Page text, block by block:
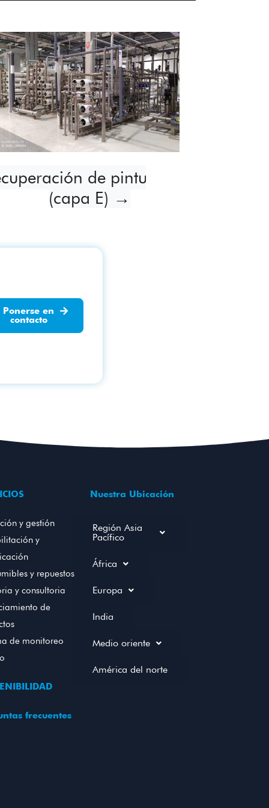
→
(capa E) →
Ponerse en
contacto
y gestión
y
y repuestos
y consultoria
de
de monitoreo
frecuentes
Nuestra Ubicación
Región Asia
Pacífico
África
Europa
India
Medio oriente
América del norte